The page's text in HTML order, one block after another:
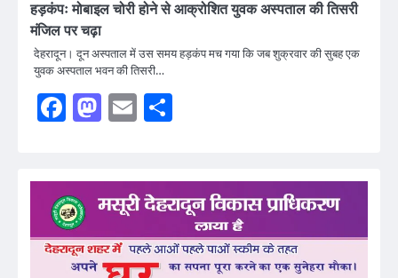
हड़कंपः मोबाइल चोरी होने से आक्रोशित युवक अस्पताल की तिसरी
मंजिल पर चढ़ा
देहरादून। दून अस्पताल में उस समय हड़कंप मच गया कि जब शुक्रवार की सुबह एक
युवक अस्पताल भवन की तिसरी…
Facebook
Mastodon
Email